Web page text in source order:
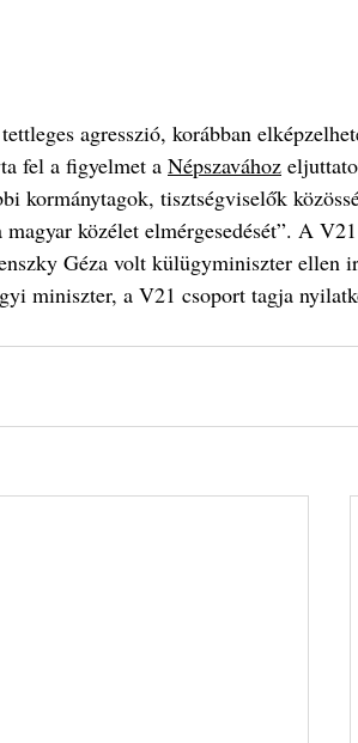
agresszió, korábban
fel a figyelmet a Népszavához
kormánytagok, tisztségviselők
közélet elmérgesedését”. A
Géza volt külügyminiszter ellen
miniszter, a V21 csoport tagja